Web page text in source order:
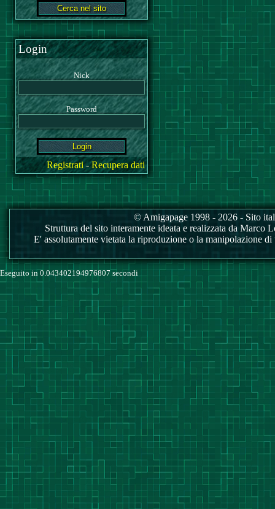
Login
Nick
Password
Registrati-Recupera dati
© Amigapage 1998 - 2026 - Sito
Struttura del sito interamente ideata e realizzata da
E' assolutamente vietata la riproduzione o la manipolazione
Eseguito in 0.043402194976807 secondi